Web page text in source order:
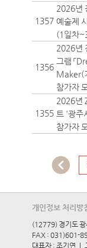
1357
2026년
예술제
(1일차
1356
2026년
그램 「
Maker(
참가자
1355
2026년
트 '광주
참가자
개인정보 처리방
(12779) 경기도
FAX : 031)601-
대표자 : 조기연